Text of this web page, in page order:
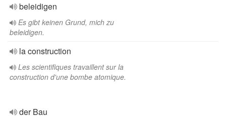
beleidigen
Es gibt keinen Grund, mich zu
beleidigen.
la construction
Les scientifiques travaillent sur la
construction d'une bombe atomique.
der Bau